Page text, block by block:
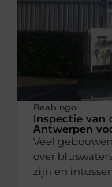
Beabingo
Inspectie van
Antwerpen
Veel
over
zijn en